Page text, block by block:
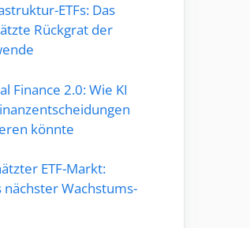
ETFs: Das
Rückgrat der
Finance 2.0: Wie KI
könnte
ETF-Markt:
nächster Wachstums-